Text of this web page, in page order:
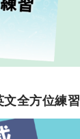
全方位練習